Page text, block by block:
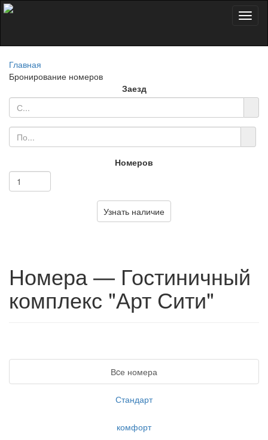
Главная
Бронирование номеров
Заезд
Номеров
Узнать наличие
Номера — Гостиничный
комплекс "Арт Сити"
Вcе номера
Стандарт
комфорт